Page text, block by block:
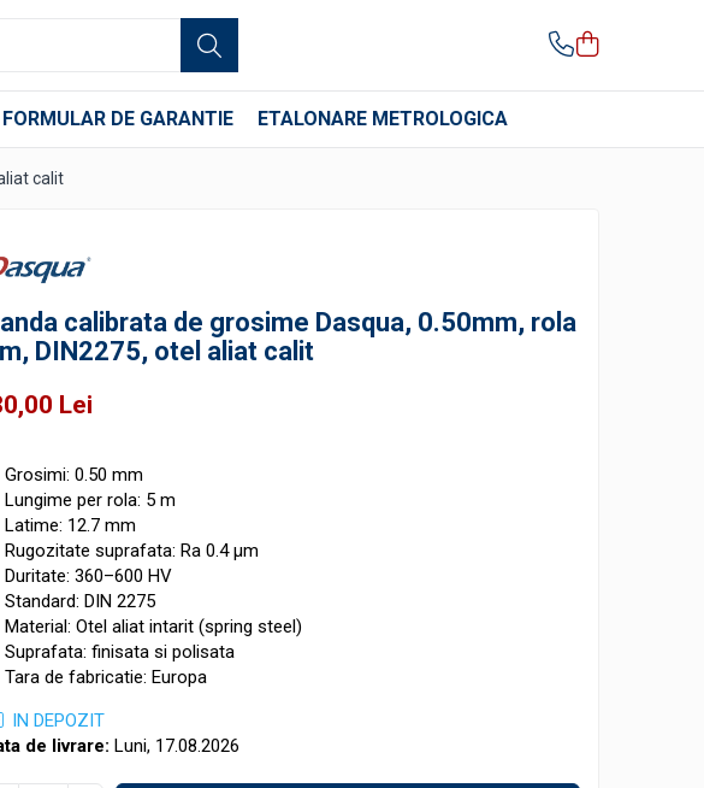
FORMULAR DE GARANTIE ETALONARE METROLOGICA
calit
calibrata de grosime Dasqua, 0.50mm, rola
DIN2275, otel aliat calit
Lei
Grosimi: 0.50 mm
Lungime per rola: 5 m
Latime: 12.7 mm
Rugozitate suprafata: Ra 0.4 μm
Duritate: 360–600 HV
Standard: DIN 2275
Material: Otel aliat intarit (spring steel)
Suprafata: finisata si polisata
Tara de fabricatie: Europa
IN DEPOZIT
de livrare: Luni, 17.08.2026